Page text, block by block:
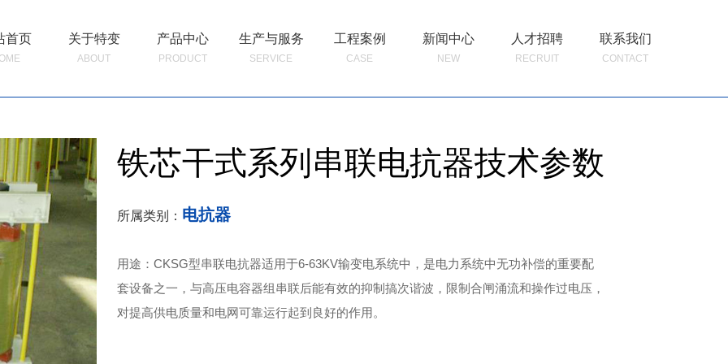
首页 关于特变
ABOUT
产品中心
PRODUCT
生产与服务
SERVICE
工程案例
CASE
新闻中心
NEW
人才招聘
RECRUIT
联系我们
CONTACT
铁芯干式系列串联电抗器技术参数
所属类别： 电抗器
用途：CKSG型串联电抗器适用于6-63KV输变电系统中，是电力系统中无功补偿的重要配
套设备之一，与高压电容器组串联后能有效的抑制搞次谐波，限制合闸涌流和操作过电压，
对提高供电质量和电网可靠运行起到良好的作用。